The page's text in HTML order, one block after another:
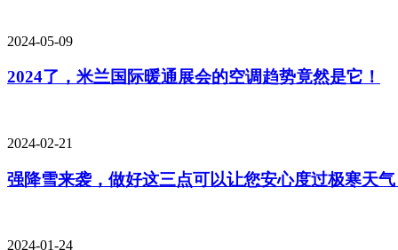
2024-05-09
2024了，米兰国际暖通展会的空调趋势竟然是它！
2024-02-21
强降雪来袭，做好这三点可以让您安心度过极寒天气
2024-01-24